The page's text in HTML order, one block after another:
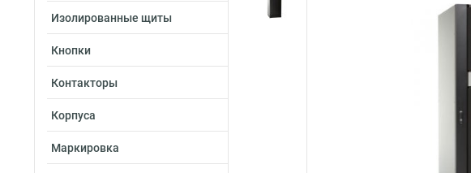
Изолированные щиты
Кнопки
Контакторы
Корпуса
Маркировка